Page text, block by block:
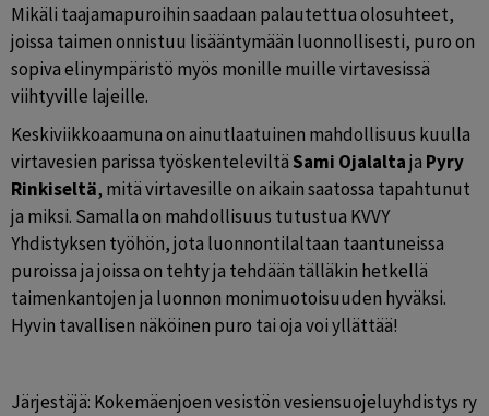
Mikäli taajamapuroihin saadaan palautettua olosuhteet,
joissa taimen onnistuu lisääntymään luonnollisesti, puro on
sopiva elinympäristö myös monille muille virtavesissä
viihtyville lajeille.
Keskiviikkoaamuna on ainutlaatuinen mahdollisuus kuulla
virtavesien parissa työskenteleviltä Sami Ojalalta ja Pyry
Rinkiseltä, mitä virtavesille on aikain saatossa tapahtunut
ja miksi. Samalla on mahdollisuus tutustua KVVY
Yhdistyksen työhön, jota luonnontilaltaan taantuneissa
puroissa ja joissa on tehty ja tehdään tälläkin hetkellä
taimenkantojen ja luonnon monimuotoisuuden hyväksi.
Hyvin tavallisen näköinen puro tai oja voi yllättää!
Järjestäjä: Kokemäenjoen vesistön vesiensuojeluyhdistys ry